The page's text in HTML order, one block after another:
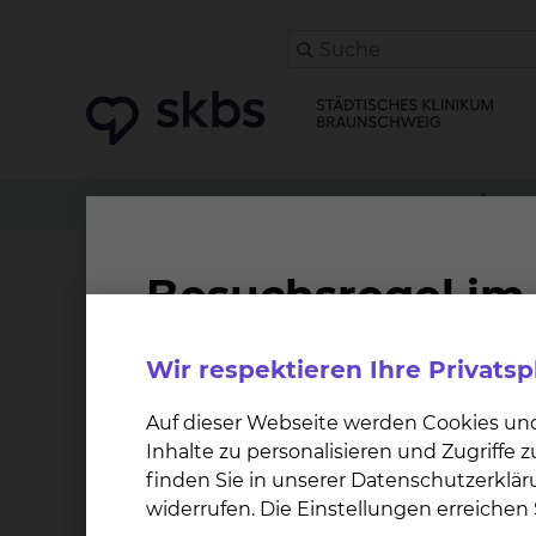
Zuweiser Patient anmelden Geriatrie /
Aktivierende
Das Konzept der aktivierend
seiner individuellen Ressourcen, zu
spezialisiert sind, die Ressourcen eines
Tätigkeiten des Lebens angeleitet und
Konzepten (z.B.: Bobath Konzept, Basale
Wir respektieren Ihre
Auf dieser Webseite werden Cookies
Inhalte zu personalisieren und Zugriffe
finden Sie in unserer
widerrufen. Die Einstellungen